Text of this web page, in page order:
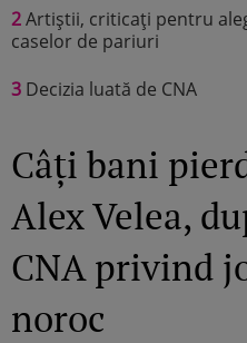
2Artiștii, criticați pentru
caselor de pariuri
3 Decizia luată de CNA
Câți bani
Alex Velea,
CNA privind
noroc